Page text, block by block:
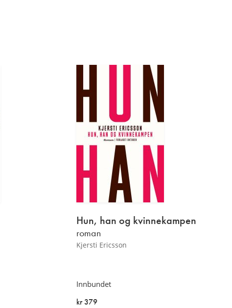
Kjersti Ericsson
Hun, han og kvinnekampen
roman
Innbundet
kr 379